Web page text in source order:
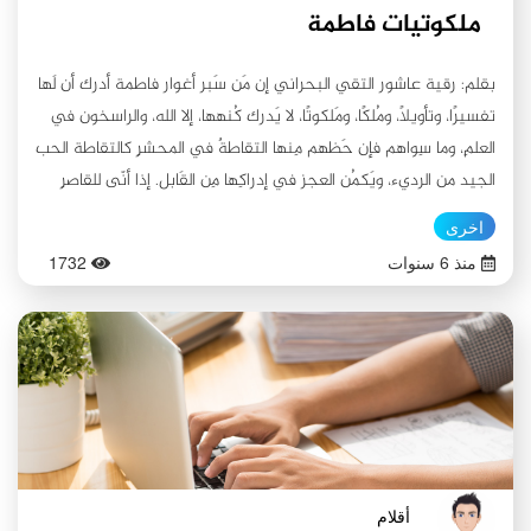
ملكوتيات فاطمة
بقلم: رقية عاشور التقي البحراني إن مَن سَبر أغوار فاطمة أدرك أن لَها
تفسيرًا، وتأويلًا، ومُلكًا، ومَلكوتًا، لا يَدرك كُنهها، إلا الله، والراسخون في
العلمِ، وما سِواهم فإن حَظهم مِنها التقاطةٌ في المحشرِ كالتقاطة الحب
الجيد من الرديء، ويَكمُن العجز في إدراكِها مِن القَابل. إذا أنّى للقاصرِ
إدراك الكامل؟! وكيف لا؟! وهي المعصومة التي يرضى اللهُ لرضاها،
ويغضب لغضبها، وهي الحجة على سائر الحجج -ما خلا مَن روحه
فاطمة التي بين جنبيه، وكفؤها- وهي مَن كانت شرطًا لتكاملِ الأنبياء
فإنه «ما تكاملت نبوة نبي حتى أقر بفضلها ومحبتها، وهي الصديقة
الكبرى، وعلى معرفتها دارت القرون الأولى». عجزٌ في المعرفةِ يُقابِلهُ
معرِفَة تامة، وكمال كذلك، منطلقه خِلقة نورانية وفكرية تجسدت
أقوالًا، وأفعالًا من فاطمة، حيرت العالم، فكانت السببَ المتصل بين
السماء، والأرض، والعلة الغائية لكل الموجودات، فصارت آية للطهرِ، وليلة
القدر، والعقلَ كُله. عقلٌ عرف الحق تعالى، فاستتبعه كل شيء مِنه
وإليه، حمدًا لله على نعمائِه، وشكرًا للمنعم على ما أنعم من نعم
اخرى
منذ 6 سنوات
1732
أقلام